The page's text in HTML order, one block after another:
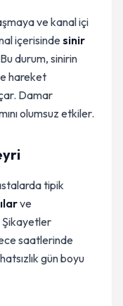
ve kanal içi
içerisinde sinir
durum, sinirin
hareket
Damar
olumsuz etkiler.
tipik
ve
Şikayetler
saatlerinde
gün boyu